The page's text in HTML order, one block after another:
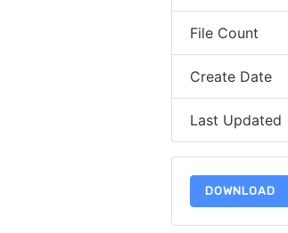
File Count
Create Date
Last Updated
DOWNLOAD